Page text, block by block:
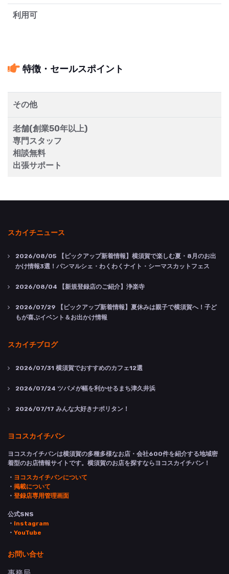
利用可
特徴・セールスポイント
その他
老舗(創業50年以上)
専門スタッフ
相談無料
出張サポート
スカイチニュース
2026/08/05 【ピックアップ新着情報】横須賀で楽しむ夏・8月のお出
かけ情報3選！パンマルシェ・わくわくナイト・シーマスカットフェス
2026/08/04 【新規登録店のご紹介】浄楽寺
2026/07/29 【ピックアップ新着情報】夏休みは親子で横須賀へ！子ど
もが喜ぶイベント＆お出かけ情報
スカイチブログ
2026/07/31 横須賀でおすすめのカフェ12選
2026/07/24 ツバメが幅を利かせるまち津久井浜
2026/07/17 みんな大好きナポリタン！
ヨコスカイチバン
ヨコスカイチバンは横須賀の多種多様なお店・会社600件を紹介する地域密
着型のお店情報サイトです。横須賀のお店を探すならヨコスカイチバン！
・ ヨコスカイチバンについて
・ 掲載について
・ 登録店専用管理画面
公式SNS
・ Instagram
・ YouTube
お問い合せ